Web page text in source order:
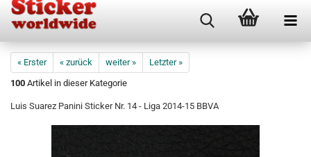
« Erster « zurück weiter »
Letzter »
100 Artikel in dieser Kategorie
Luis Suarez Panini Sticker Nr. 14 - Liga 2014-15 BBVA